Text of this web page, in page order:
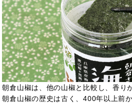
朝倉山椒は、他の山椒と比較し、香り
朝倉山椒の歴史は古く、400年以上前